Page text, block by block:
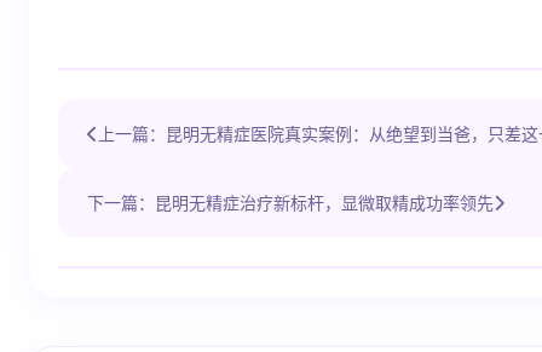
上一篇：昆明无精症医院真实案例：从绝望到当爸，只差
下一篇：昆明无精症治疗新标杆，显微取精成功率领先